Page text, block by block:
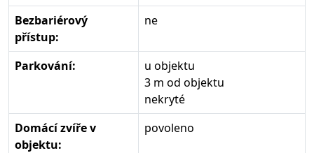
Bezbariérový
přístup:
ne
Parkování:
u objektu
3 m od objektu
nekryté
Domácí zvíře v
objektu:
povoleno